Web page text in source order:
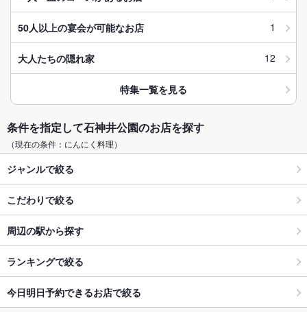
50人以上の宴会が可能なお店 1
大人たちの隠れ家 12
特集一覧を見る
条件を指定して石神井公園のお店を探す
（現在の条件：にんにく料理）
ジャンルで絞る
こだわりで絞る
周辺の駅から探す
ランキングで絞る
今日明日予約できるお店で絞る